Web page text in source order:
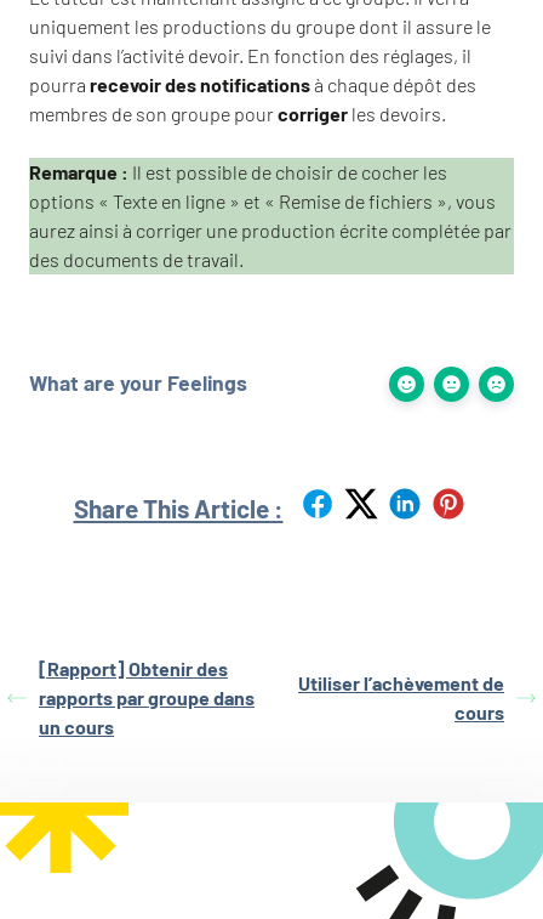
uniquement les productions du groupe dont il assure le
suivi dans l’activité devoir. En fonction des réglages, il
pourra recevoir des notificationsà chaque dépôt des
membres de son groupe pourcorriger les devoirs.
Remarque : Il est possible de choisir de cocher les
options « Texte en ligne » et « Remise de fichiers », vous
aurez ainsi à corriger une production écrite complétée par
des documents de travail.
What are your Feelings
Share This Article :
[Rapport] Obtenir des
rapports par groupe dans
un cours
Utiliser l’achèvement de
cours